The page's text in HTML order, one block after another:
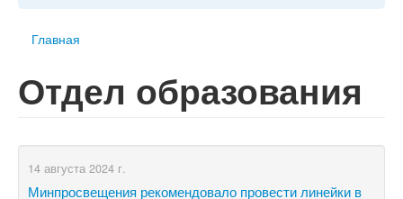
Главная
Отдел образования
14 августа 2024 г.
Минпросвещения рекомендовало провести линейки в